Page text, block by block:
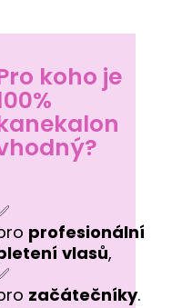
koho je
profesionální
vlasů,
začátečníky.